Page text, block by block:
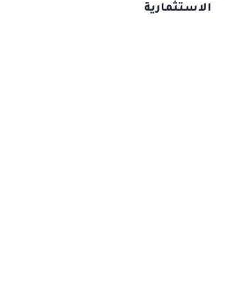
الاستثمارية